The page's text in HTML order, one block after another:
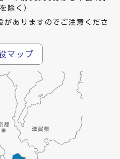
除く）
がありますのでご注意くださ
マップ